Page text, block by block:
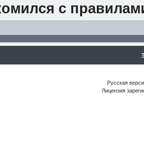
с
Русская
Лицензия